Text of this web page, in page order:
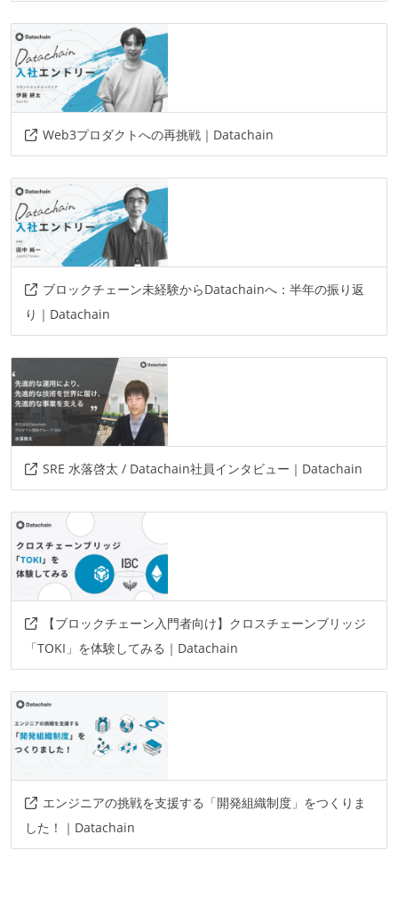
Web3プロダクトへの再挑戦｜Datachain
ブロックチェーン未経験からDatachainへ：半年の振り返
り｜Datachain
SRE 水落啓太 / Datachain社員インタビュー｜Datachain
【ブロックチェーン入門者向け】クロスチェーンブリッジ
「TOKI」を体験してみる｜Datachain
エンジニアの挑戦を支援する「開発組織制度」をつくりま
した！｜Datachain